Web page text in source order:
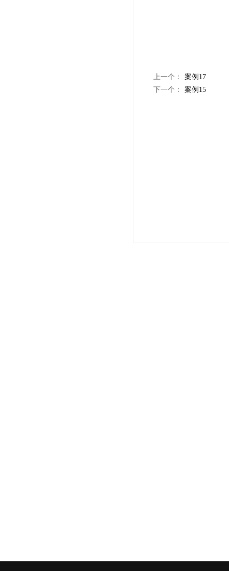
上一个：
案例17
下一个：
案例15